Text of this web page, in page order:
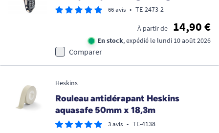
66 avis • TE-2473-2
À partir de 14,90 €
En stock, expédié le lundi 10 août 2026
Comparer
Heskins
Rouleau antidérapant Heskins
aquasafe 50mm x 18,3m
3 avis • TE-4138